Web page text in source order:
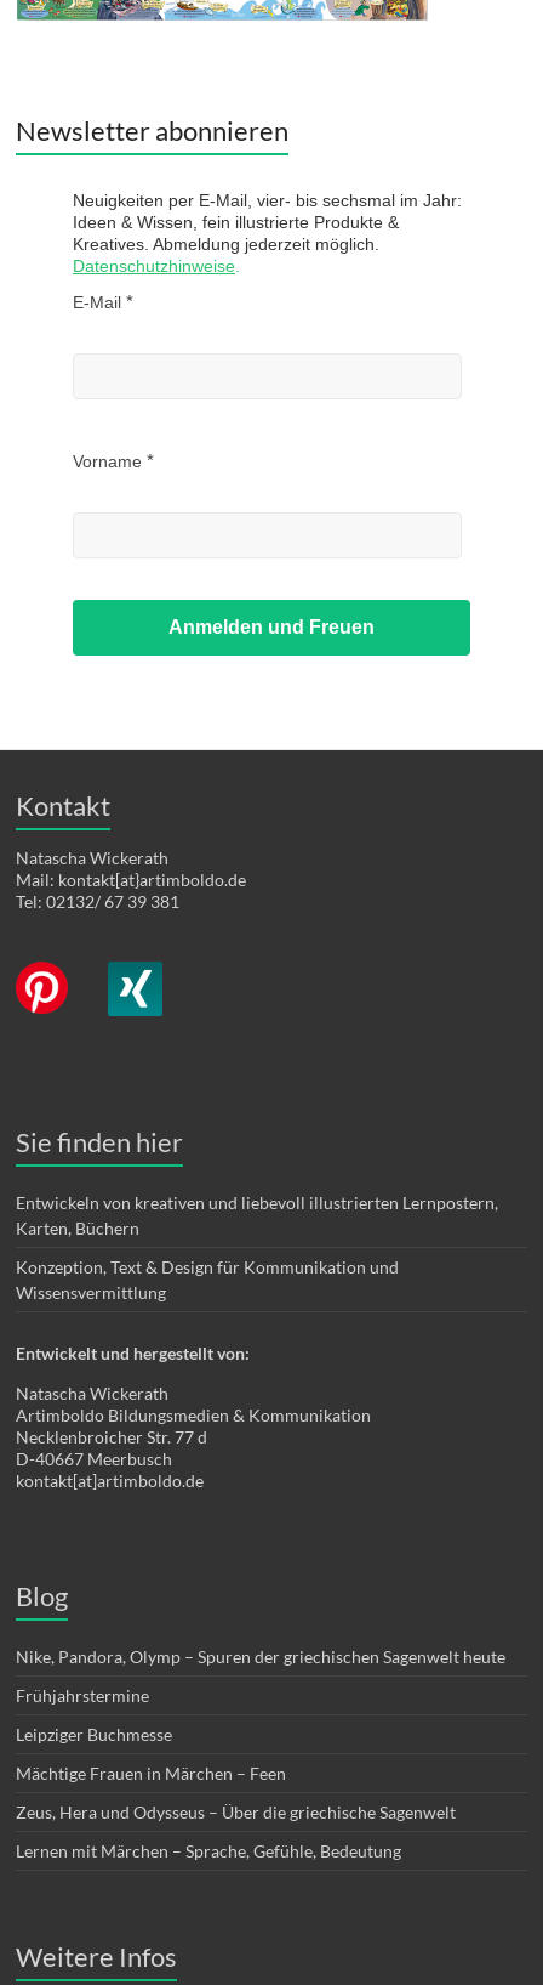
Newsletter abonnieren
Neuigkeiten per E-Mail, vier- bis sechsmal im Jahr:
Ideen & Wissen, fein illustrierte Produkte &
Kreatives. Abmeldung jederzeit möglich.
Datenschutzhinweise.
E-Mail
Vorname
Anmelden und Freuen
Kontakt
Natascha Wickerath
Mail: kontakt[at}artimboldo.de
Tel: 02132/ 67 39 381
Sie finden hier
Entwickeln von kreativen und liebevoll illustrierten Lernpostern,
Karten, Büchern
Konzeption, Text & Design für Kommunikation und
Wissensvermittlung
Entwickelt und hergestellt von:
Natascha Wickerath
Artimboldo Bildungsmedien & Kommunikation
Necklenbroicher Str. 77 d
D-40667 Meerbusch
kontakt[at]artimboldo.de
Blog
Nike, Pandora, Olymp – Spuren der griechischen Sagenwelt heute
Frühjahrstermine
Leipziger Buchmesse
Mächtige Frauen in Märchen – Feen
Zeus, Hera und Odysseus – Über die griechische Sagenwelt
Lernen mit Märchen – Sprache, Gefühle, Bedeutung
Weitere Infos